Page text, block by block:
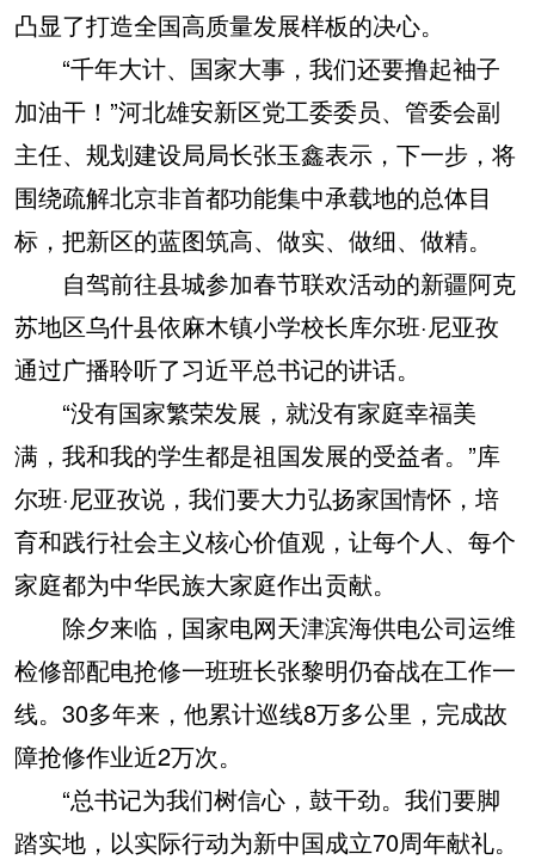
凸显了打造全国高质量发展样板的决心。
“千年大计、国家大事，我们还要撸起袖子
加油干！”河北雄安新区党工委委员、管委会副
主任、规划建设局局长张玉鑫表示，下一步，将
围绕疏解北京非首都功能集中承载地的总体目
标，把新区的蓝图筑高、做实、做细、做精。
自驾前往县城参加春节联欢活动的新疆阿克
苏地区乌什县依麻木镇小学校长库尔班·尼亚孜
通过广播聆听了习近平总书记的讲话。
“没有国家繁荣发展，就没有家庭幸福美
满，我和我的学生都是祖国发展的受益者。”库
尔班·尼亚孜说，我们要大力弘扬家国情怀，培
育和践行社会主义核心价值观，让每个人、每个
家庭都为中华民族大家庭作出贡献。
除夕来临，国家电网天津滨海供电公司运维
检修部配电抢修一班班长张黎明仍奋战在工作一
线。30多年来，他累计巡线8万多公里，完成故
障抢修作业近2万次。
“总书记为我们树信心，鼓干劲。我们要脚
踏实地，以实际行动为新中国成立70周年献礼。